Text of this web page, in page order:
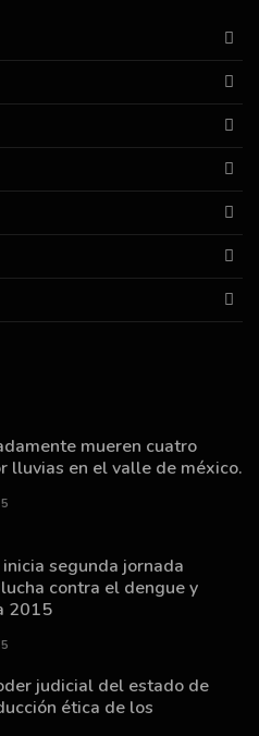
mueren cuatro
lluvias en el valle de méxico.
segunda jornada
contra el dengue y
2015
judicial del estado de
ética de los